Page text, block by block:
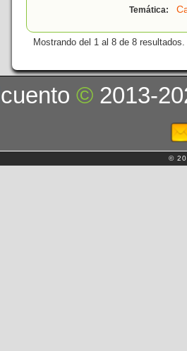
Temática:
Mostrando del 1 al 8 de 8 resultados.
cuento© 2013-
©